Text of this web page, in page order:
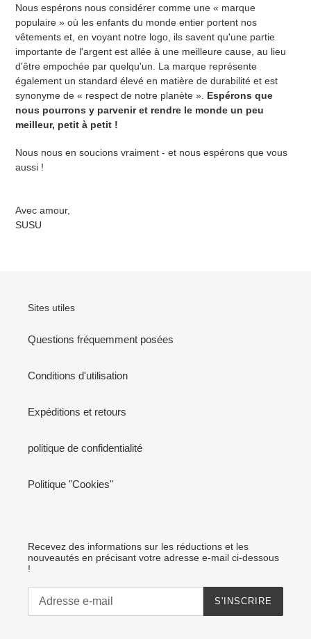
Nous espérons nous considérer comme une « marque
populaire » où les enfants du monde entier portent nos
vêtements et, en voyant notre logo, ils savent qu'une partie
importante de l'argent est allée à une meilleure cause, au lieu
d'être empochée par quelqu'un. La marque représente
également un standard élevé en matière de durabilité et est
synonyme de « respect de notre planète ». Espérons que
nous pourrons y parvenir et rendre le monde un peu
meilleur, petit à petit !
Nous nous en soucions vraiment - et nous espérons que vous
aussi !
Avec amour,
SUSU
Sites utiles
Questions fréquemment posées
Conditions d'utilisation
Expéditions et retours
politique de confidentialité
Politique "Cookies"
Recevez des informations sur les réductions et les
nouveautés en précisant votre adresse e-mail ci-dessous
!
S'INSCRIRE